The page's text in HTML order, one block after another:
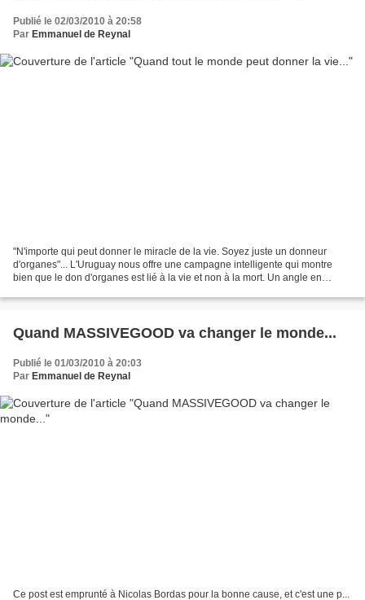
Publié le 02/03/2010 à 20:58
Par Emmanuel de Reynal
"N'importe qui peut donner le miracle de la vie. Soyez juste un donneur
d'organes"... L'Uruguay nous offre une campagne intelligente qui montre
bien que le don d'organes est lié à la vie et non à la mort. Un angle en
Quand MASSIVEGOOD va changer le monde...
Publié le 01/03/2010 à 20:03
Par Emmanuel de Reynal
Ce post est emprunté à Nicolas Bordas pour la bonne cause, et c'est une p...